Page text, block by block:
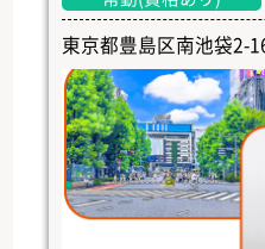
東京都豊島区南池袋2-